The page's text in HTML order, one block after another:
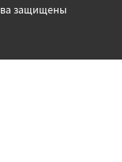
защищены